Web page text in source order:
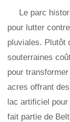
Le parc
pour lutter
pluviales. Plutôt
souterraines
pour
acres offrant
lac artificiel
fait partie de